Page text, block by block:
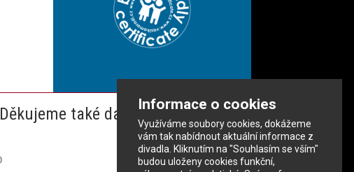
Informace o cookies
Využíváme soubory cookies, dokážeme
vám tak nabídnout aktuální informace z
divadla. Kliknutím na "Souhlasím se vším"
budou uloženy cookies funkční,
Děkujeme také dalším partnerům